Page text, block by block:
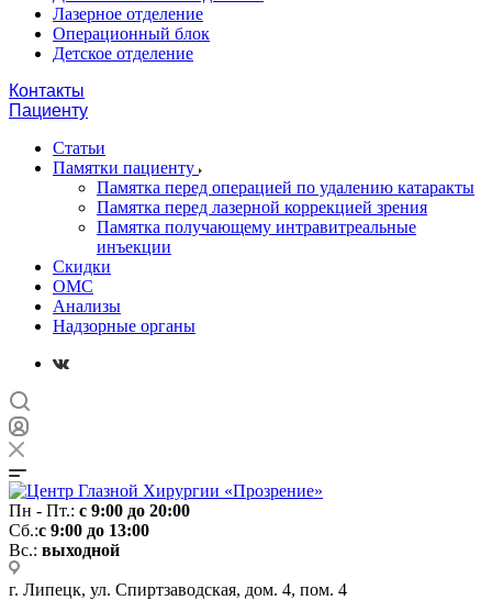
Лазерное отделение
Операционный блок
Детское отделение
Контакты
Пациенту
Статьи
Памятки пациенту
Памятка перед операцией по удалению катаракты
Памятка перед лазерной коррекцией зрения
Памятка получающему интравитреальные
инъекции
Скидки
ОМС
Анализы
Надзорные органы
Пн - Пт.: с 9:00 до 20:00
Сб.:с 9:00 до 13:00
Вс.: выходной
г. Липецк, ул. Спиртзаводская, дом. 4, пом. 4